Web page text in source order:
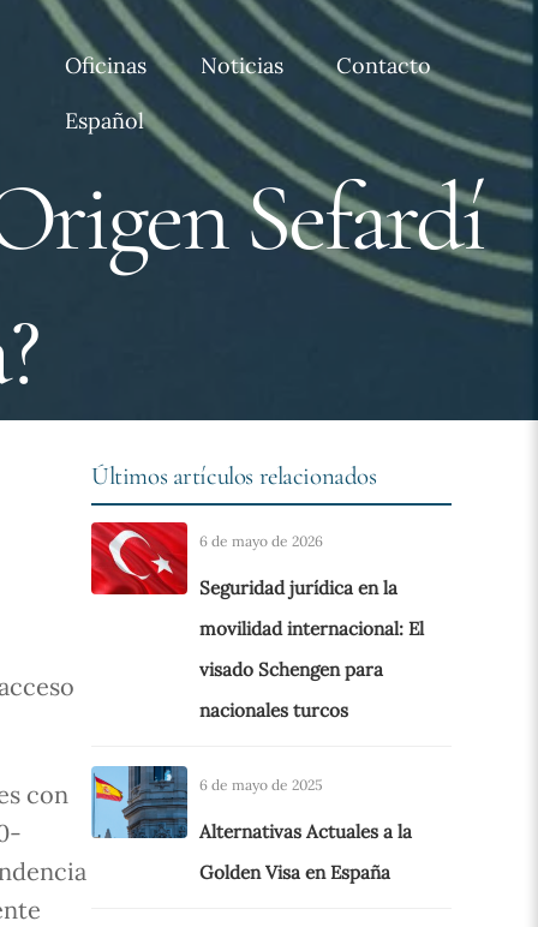
Oficinas Noticias
Contacto
Español
Sefardí
con
Últimos artículos relacionados
6 de mayo de 2026
Seguridad jurídica en la
movilidad internacional: El
visado Schengen para
nacionales turcos
6 de mayo de 2025
Alternativas Actuales a la
Golden Visa en España